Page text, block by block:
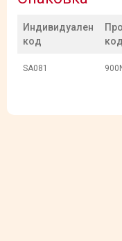
Индивидуален
код
код
SA081